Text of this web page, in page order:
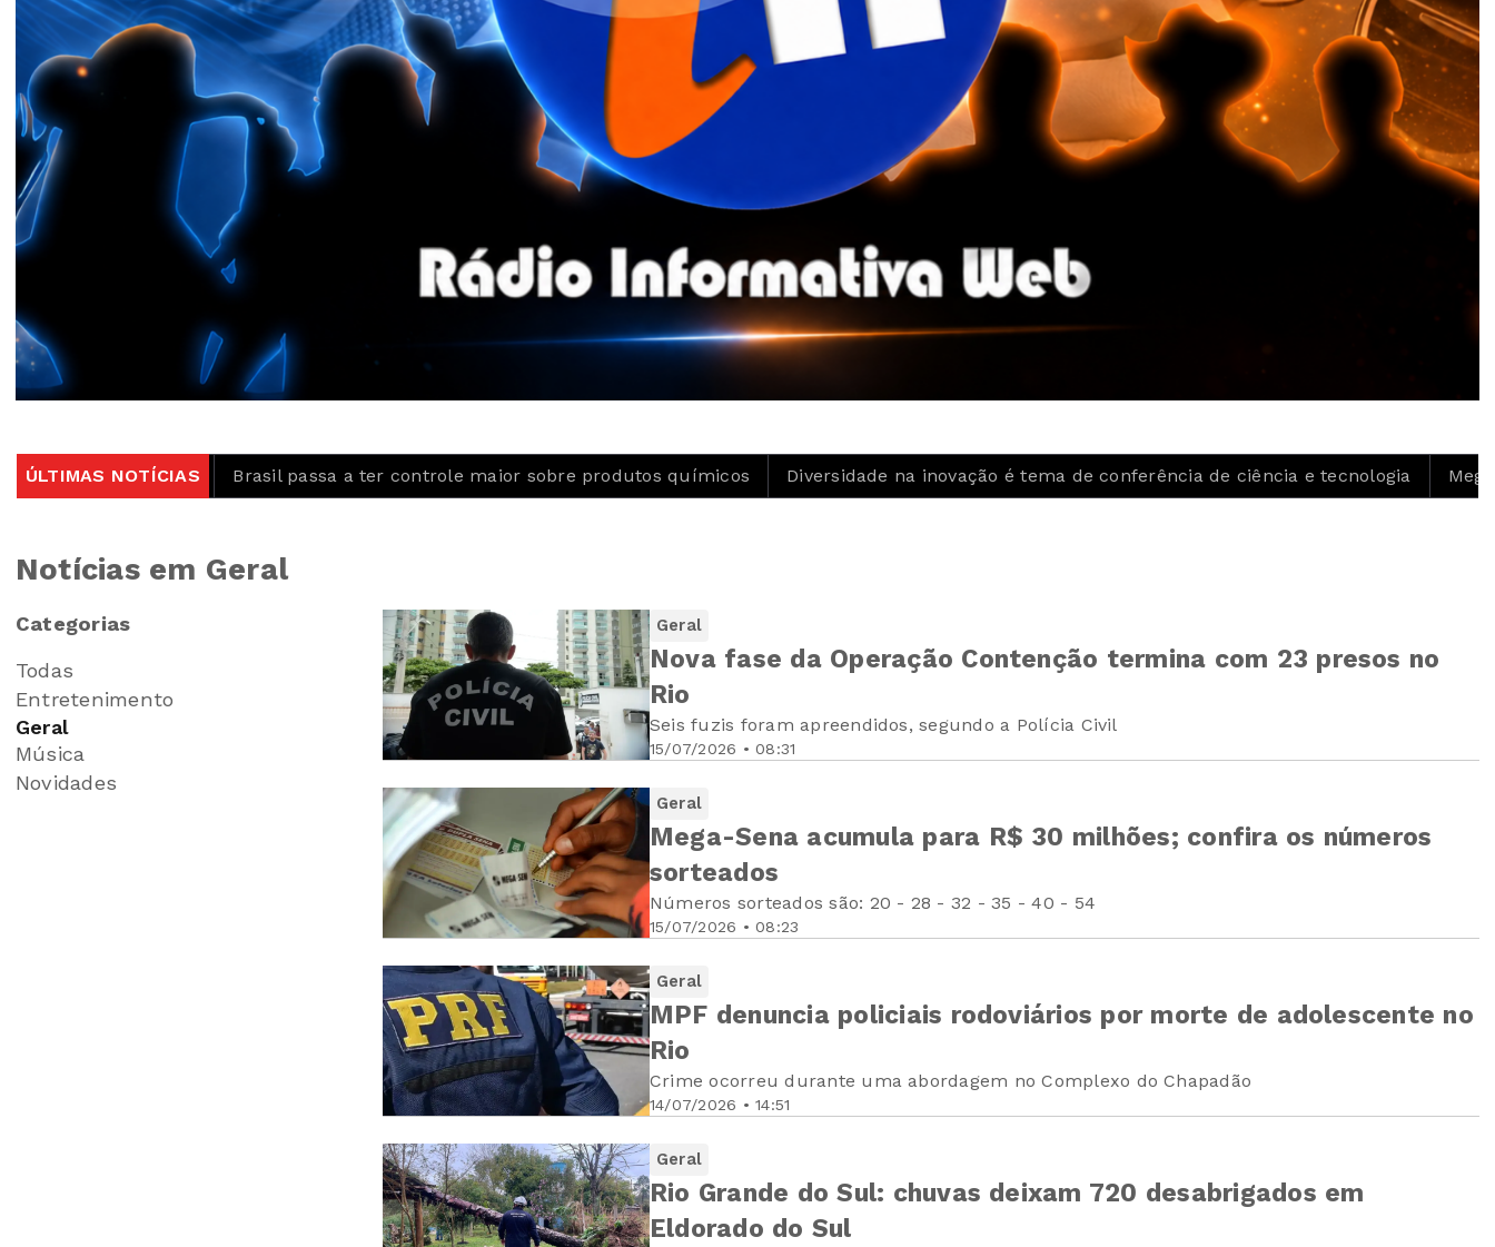
ÚLTIMAS NOTÍCIAS
milhões Brasil passa a ter controle maior sobre produtos químicos Diversidade na inovação é tema de conferência de ciência e tecnologia Mega Sena
Notícias em Geral
Categorias
Todas
Entretenimento
Geral
Música
Novidades
Geral
15/07/2026 • 08:31
Nova fase da Operação Contenção termina com 23 presos no
Rio
Seis fuzis foram apreendidos, segundo a Polícia Civil
Geral
15/07/2026 • 08:23
Mega-Sena acumula para R$ 30 milhões; confira os números
sorteados
Números sorteados são: 20 - 28 - 32 - 35 - 40 - 54
Geral
14/07/2026 • 14:51
MPF denuncia policiais rodoviários por morte de adolescente no
Rio
Crime ocorreu durante uma abordagem no Complexo do Chapadão
Geral
Rio Grande do Sul: chuvas deixam 720 desabrigados em
Eldorado do Sul